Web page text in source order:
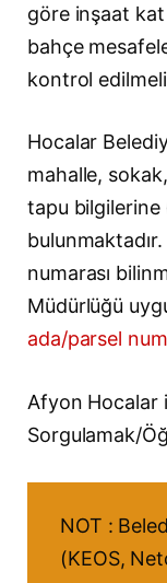
göre inşaat
bahçe
kontrol
Hocalar
mahalle,
tapu bilgilerine
numarası
Müdürlüğü
ada/parsel
Afyon Hocalar
Sorgulamak/
NOT :
(KEOS,